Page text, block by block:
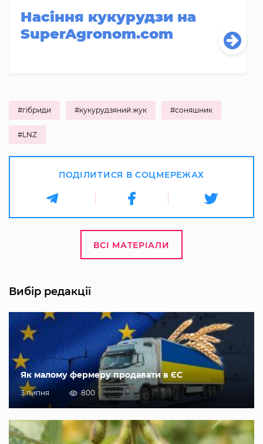
Насіння кукурудзи на
SuperAgronom.com
#гібриди #кукурудзяний жук #соняшник
#LNZ
ПОДІЛИТИСЯ В СОЦМЕРЕЖАХ
ВСІ МАТЕРІАЛИ
Вибір редакції
Як малому фермеру продавати в ЄС
3 липня 800